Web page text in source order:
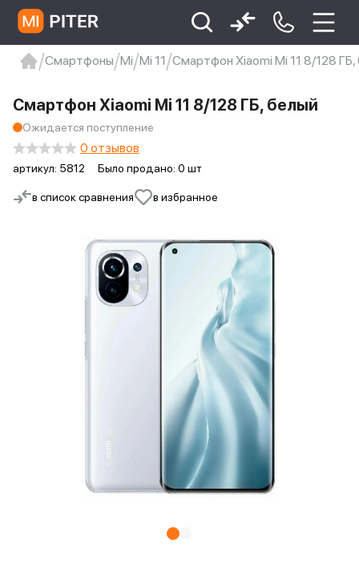
Xiaomi 9 про
xiaomi redmi 12c
Смартфоны Mi Mi 11 Смартфон Xiaomi Mi 11 8/128 ГБ,
в список сравнения в избранное
Смартфон Xiaomi Mi 11 8/128 ГБ, белый
Ожидается поступление
артикул: 5812 Было продано: 0 шт
0 отзывов